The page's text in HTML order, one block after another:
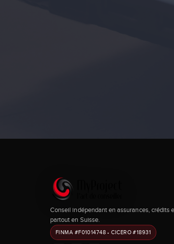
Conseil indépendant en assurances, crédits
partout en Suisse.
FINMA #F01014748 • CICERO #18931